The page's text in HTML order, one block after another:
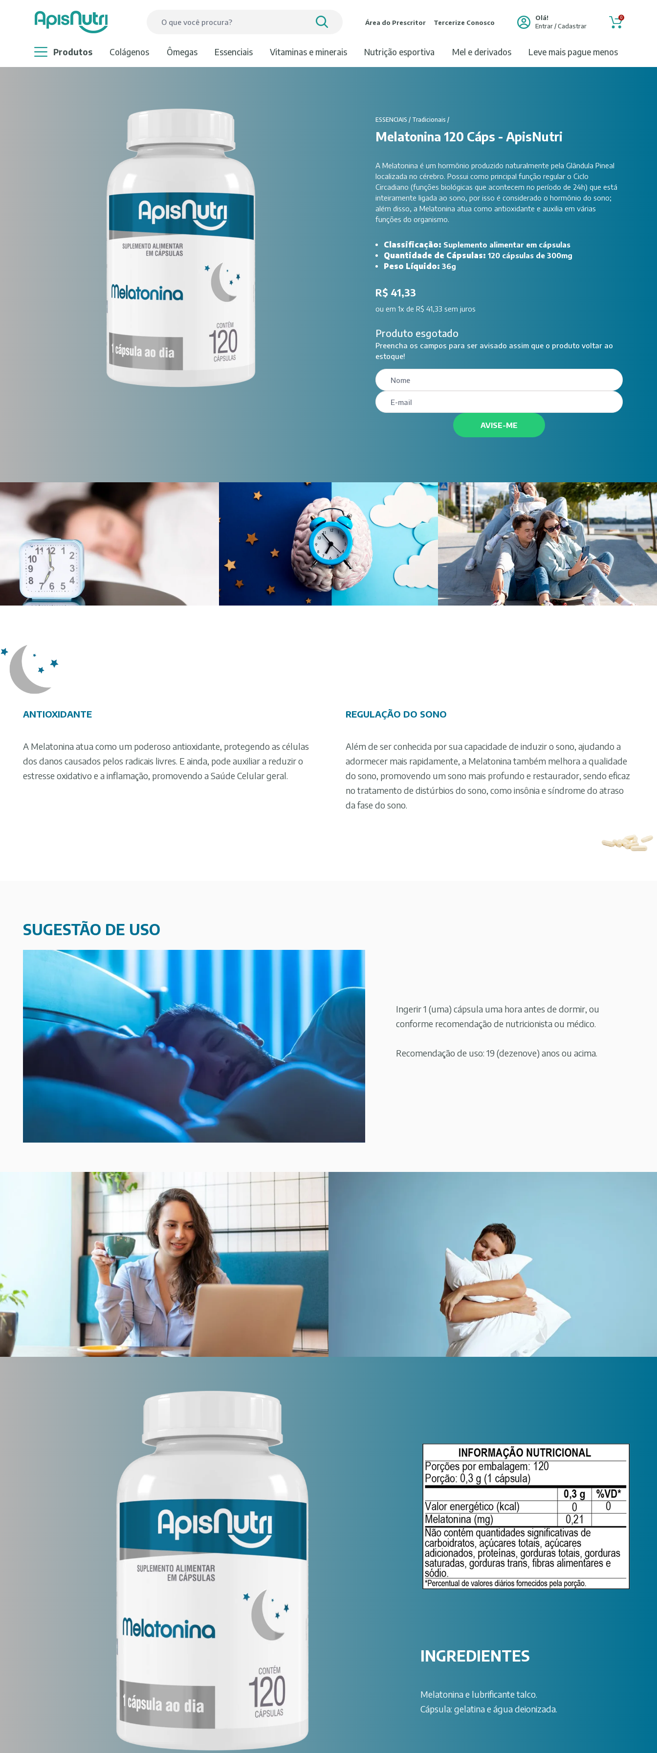
Área do Prescritor Tercerize Conosco
Olá!
Entrar / Cadastrar
0
produtos colágenos ômegas essenciais vitaminas e minerais nutrição esportiva mel e derivados leve mais pague menos
ESSENCIAIS / Tradicionais /
Melatonina 120 Cáps - ApisNutri
A Melatonina é um hormônio produzido naturalmente pela Glândula Pineal
localizada no cérebro. Possui como principal função regular o Ciclo
Circadiano (funções biológicas que acontecem no período de 24h) que está
inteiramente ligada ao sono, por isso é considerado o hormônio do sono;
além disso, a Melatonina atua como antioxidante e auxilia em várias
funções do organismo.
Classificação: Suplemento alimentar em cápsulas
Quantidade de Cápsulas:120 cápsulas de 300mg
Peso Líquido:36g
R$ 41,33
ouem 1x de R$ 41,33 sem juros
Produto esgotado
Preencha os campos para ser avisado assim que o produto voltar ao
estoque!
AVISE-ME
ANTIOXIDANTE
A Melatonina atua como um poderoso antioxidante, protegendo as células
dos danos causados pelos radicais livres. E ainda, pode auxiliar a reduzir o
estresse oxidativo e a inflamação, promovendo a Saúde Celular geral.
REGULAÇÃO DO SONO
Além de ser conhecida por sua capacidade de induzir o sono, ajudando a
adormecer mais rapidamente, a Melatonina também melhora a qualidade
do sono, promovendo um sono mais profundo e restaurador, sendo eficaz
no tratamento de distúrbios do sono, como insônia e síndrome do atraso
da fase do sono.
SUGESTÃO DE USO
Ingerir 1 (uma) cápsula uma hora antes de dormir, ou
conforme recomendação de nutricionista ou médico.
Recomendação de uso: 19 (dezenove) anos ou acima.
INGREDIENTES
Melatonina e lubrificante talco.
Cápsula: gelatina e água deionizada.